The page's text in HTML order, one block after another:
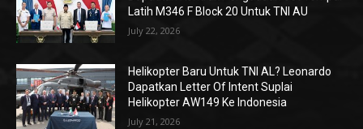
Latih M346 F Block 20 Untuk TNI AU
July 22, 2026
Helikopter Baru Untuk TNI AL? Leonardo
Dapatkan Letter Of Intent Suplai
Helikopter AW149 Ke Indonesia
July 21, 2026